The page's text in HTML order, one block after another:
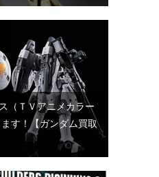
（ＴＶアニメカラー
す！【ガンダム買取